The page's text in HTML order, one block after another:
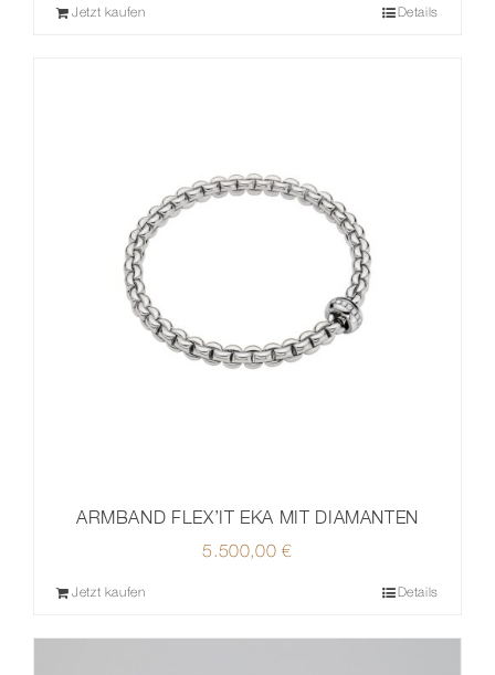
Jetzt kaufen Details
ARMBAND FLEX’IT EKA MIT DIAMANTEN
5.500,00€
Jetzt kaufen Details